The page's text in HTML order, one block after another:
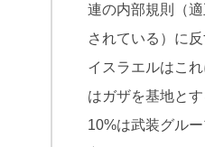
連の内部規則（
されている）に
イスラエルはこ
はガザを基地と
10%は武装グル